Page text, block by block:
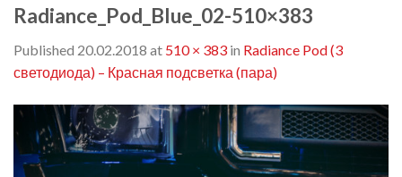
Radiance_Pod_Blue_02-510×383
Published 20.02.2018 at 510 × 383 in Radiance Pod (3
светодиода) – Красная подсветка (пара)